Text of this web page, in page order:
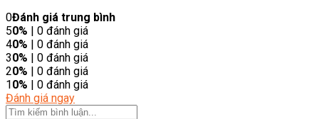
0Đánh giá trung bình
50% | 0 đánh giá
40% | 0 đánh giá
30% | 0 đánh giá
20% | 0 đánh giá
10% | 0 đánh giá
Đánh giá ngay